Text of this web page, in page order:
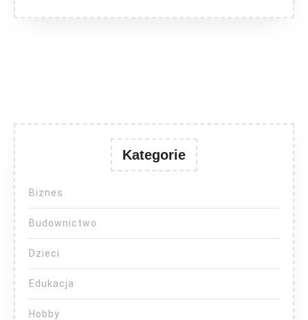
Kategorie
Biznes
Budownictwo
Dzieci
Edukacja
Hobby